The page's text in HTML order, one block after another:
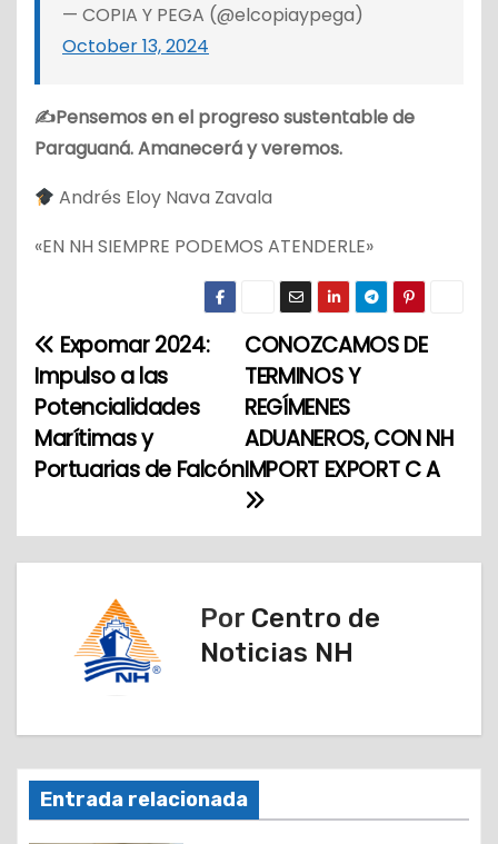
— COPIA Y PEGA (@elcopiaypega)
October 13, 2024
✍Pensemos en el progreso sustentable de
Paraguaná. Amanecerá y veremos.
Andrés Eloy Nava Zavala
«EN NH SIEMPRE PODEMOS ATENDERLE»
N
a
v
g
ó
n
d
CONOZCAMOS DE
TERMINOS Y
REGÍMENES
ADUANEROS, CON NH
IMPORT EXPORT C A
Expomar 2024:
Impulso a las
Potencialidades
Marítimas y
Portuarias de Falcón
Por Centro de
Noticias NH
Entrada relacionada